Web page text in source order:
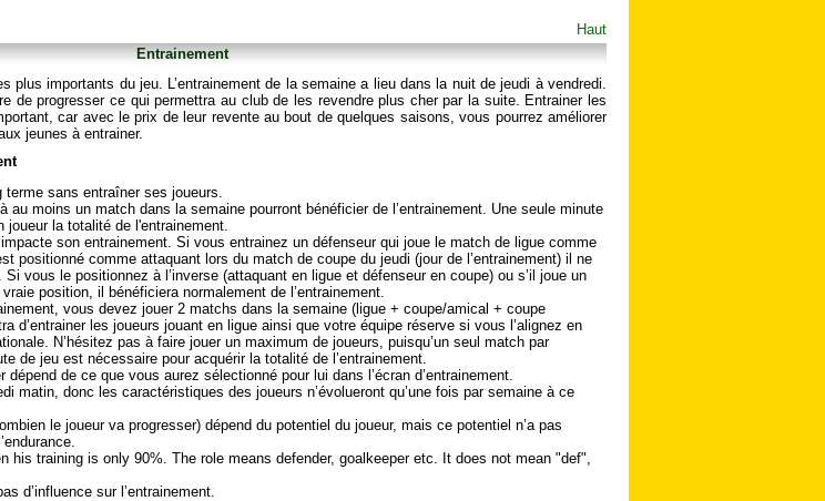
Haut
Entrainement
plus importants du jeu. L’entrainement de la semaine a lieu dans la nuit de jeudi à vendredi.
de progresser ce qui permettra au club de les revendre plus cher par la suite. Entrainer les
car avec le prix de leur revente au bout de quelques saisons, vous pourrez améliorer
jeunes à entrainer.
terme sans entraîner ses joueurs.
au moins un match dans la semaine pourront bénéficier de l’entrainement. Une seule minute
la totalité de l'entrainement.
son entrainement. Si vous entrainez un défenseur qui joue le match de ligue comme
positionné comme attaquant lors du match de coupe du jeudi (jour de l’entrainement) il ne
Si vous le positionnez à l’inverse (attaquant en ligue et défenseur en coupe) ou s’il joue un
position, il bénéficiera normalement de l’entrainement.
vous devez jouer 2 matchs dans la semaine (ligue + coupe/amical + coupe
d’entrainer les joueurs jouant en ligue ainsi que votre équipe réserve si vous l’alignez en
N’hésitez pas à faire jouer un maximum de joueurs, puisqu’un seul match par
de jeu est nécessaire pour acquérir la totalité de l’entrainement.
dépend de ce que vous aurez sélectionné pour lui dans l’écran d’entrainement.
matin, donc les caractéristiques des joueurs n’évolueront qu’une fois par semaine à ce
le joueur va progresser) dépend du potentiel du joueur, mais ce potentiel n’a pas
his training is only 90%. The role means defender, goalkeeper etc. It does not mean "def",
d’influence sur l’entrainement.